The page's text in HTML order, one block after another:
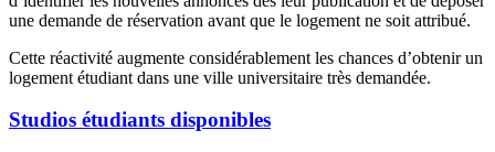
une demande de réservation avant que le logement ne soit attribué.
Cette réactivité augmente considérablement les chances d’obtenir un
logement étudiant dans une ville universitaire très demandée.
Studios étudiants disponibles